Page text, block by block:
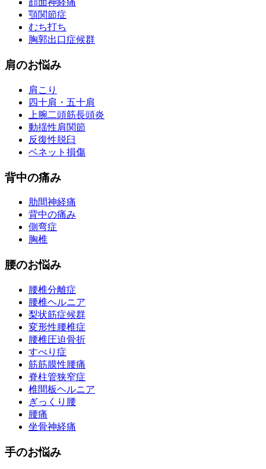
顔面神経痛
顎関節症
むち打ち
胸郭出口症候群
肩のお悩み
肩こり
四十肩・五十肩
上腕二頭筋長頭炎
動揺性肩関節
反復性脱臼
ベネット損傷
背中の痛み
肋間神経痛
背中の痛み
側弯症
胸椎
腰のお悩み
腰椎分離症
腰椎ヘルニア
梨状筋症候群
変形性腰椎症
腰椎圧迫骨折
すべり症
筋筋膜性腰痛
脊柱管狭窄症
椎間板ヘルニア
ぎっくり腰
腰痛
坐骨神経痛
手のお悩み